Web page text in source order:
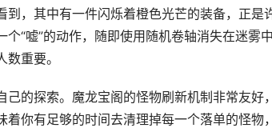
，其中有一件闪烁着橙色光芒的装备，正是
个“嘘”的动作，随即使用随机卷轴消失在迷雾
重要。
己的探索。魔龙宝阁的怪物刷新机制非常友好
你有足够的时间去清理掉每一个落单的怪物